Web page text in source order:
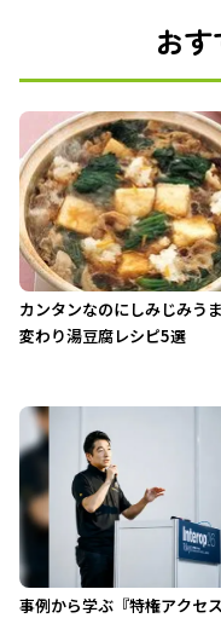
お
カンタンなのにしみじみう
変わり湯豆腐レシピ5選
事例から学ぶ『特権アクセ